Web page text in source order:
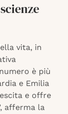
vita, in
è più
e Emilia
e offre
afferma la